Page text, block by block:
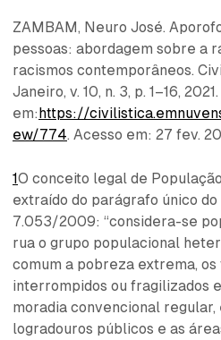
ZAMBAM, Neuro José.
pessoas: abordagem sobre a
racismos contemporâneos.
Janeiro, v. 10, n. 3, p. 1–16,
em:https://
ew/774. Acesso em: 27 fev.
1O conceito legal de
extraído do parágrafo único
7.053/2009: “considera-se
rua o grupo populacional
comum a pobreza extrema,
interrompidos ou fragilizados
moradia convencional regular,
logradouros públicos e as